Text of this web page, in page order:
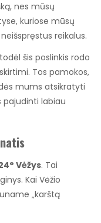
nes mūsų
kuriose mūsų
reikalus.
šis poslinkis rodo
Tos pamokos,
mums atsikratyti
pajudinti labiau
Vėžys. Tai
Kai Vėžio
„karštą